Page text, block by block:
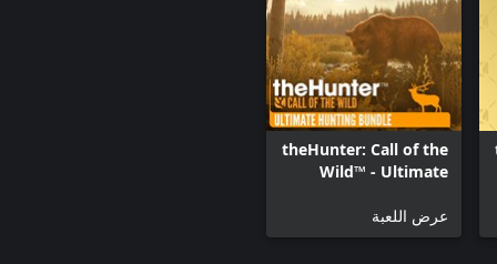
theHunter: Call of the
Wild™ - Ultimate
عرض اللعبة